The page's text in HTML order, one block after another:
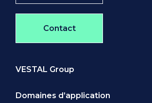
tiers, etc.) en cas de décès ;
écrivant à l'adresse
Toutefois, votre opposition
Contact
VESTAL Group
Domaines d’application